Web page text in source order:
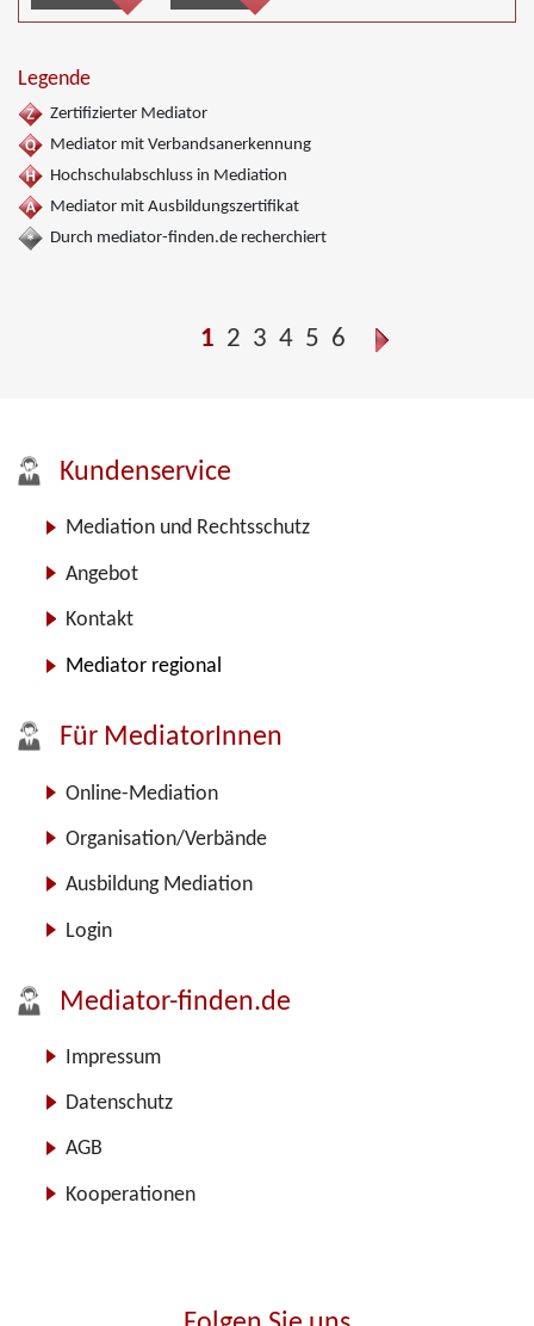
Legende
Zertifizierter Mediator
Mediator mit Verbandsanerkennung
Hochschulabschluss in Mediation
Mediator mit Ausbildungszertifikat
Durch mediator-finden.de recherchiert
1 2 3 4 5 6
Kundenservice
Mediation und Rechtsschutz
Angebot
Kontakt
Mediator regional
Für MediatorInnen
Online-Mediation
Organisation/Verbände
Ausbildung Mediation
Login
Mediator-finden.de
Impressum
Datenschutz
AGB
Kooperationen